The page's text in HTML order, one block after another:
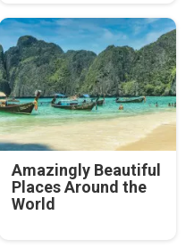
Amazingly Beautiful
Places Around the
World